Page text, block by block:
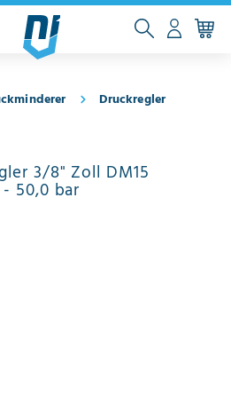
Druckregler
3/8" Zoll DM15
50,0 bar